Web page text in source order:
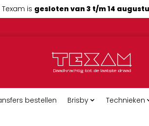
is gesloten van 3 t/m 14
bestellen Brisby Technieken